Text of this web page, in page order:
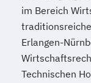
im Bereich
Erlangen-
Technischen